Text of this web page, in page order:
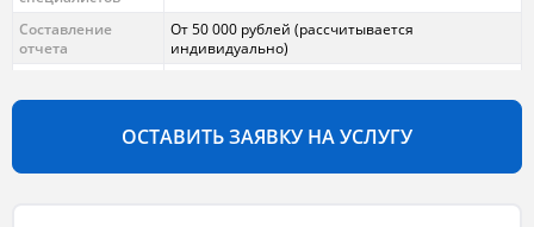
Составление
отчета
От 50 000 рублей (рассчитывается
индивидуально)
СТОИМОСТЬ
индивидуально) *
*Цена зависит от площади и вида экологического
ОСТАВИТЬ ЗАЯВКУ НА УСЛУГУ